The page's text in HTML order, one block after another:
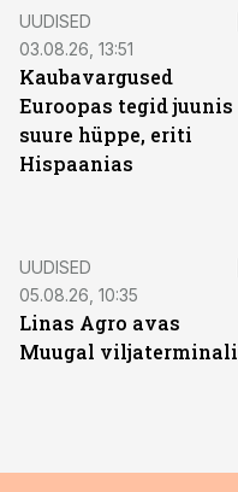
UUDISED
03.08.26, 13:51
Kaubavargused
Euroopas tegid juunis
suure hüppe, eriti
Hispaanias
UUDISED
05.08.26, 10:35
Linas Agro avas
Muugal viljaterminali